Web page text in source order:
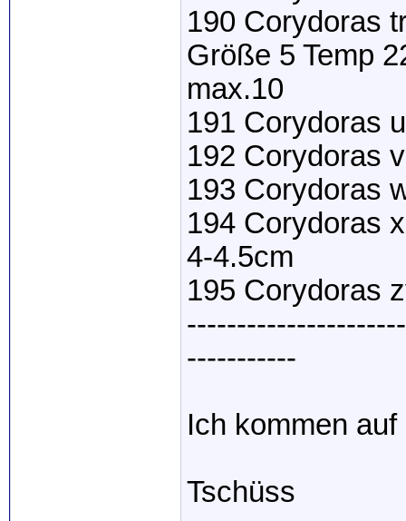
190 Corydoras
Größe 5 Temp
max.10
191 Corydoras
192 Corydoras
193 Corydoras
194 Corydoras
4-4.5cm
195 Corydoras
-----------
Ich kommen auf
Tschüss